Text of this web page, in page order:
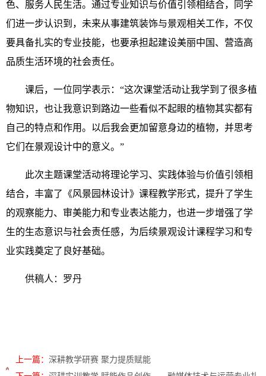
色、服务人民生活。通过专业知识与价值引领相结合，同学
们进一步认识到，未来从事建筑装饰与景观相关工作，不仅
要具备扎实的专业技能，也要承担起建设美丽中国、营造高
品质生活环境的社会责任。
课后，一位同学表示：“这次课堂活动让我学到了很多植
物知识，也让我意识到路边一些看似不起眼的植物其实都有
自己的特点和作用。以后我会更加留意身边的植物，并思考
它们在景观设计中的意义。”
此次主题课堂活动将理论学习、实践体验与价值引领相
结合，丰富了《风景园林设计》课程教学形式，提升了学生
的观察能力、审美能力和专业表达能力，也进一步增强了学
生的生态意识与社会责任感，为后续景观设计课程学习和专
业实践奠定了良好基础。
供稿人：罗丹
上一篇： 深耕教学研赛 聚力提质赋能